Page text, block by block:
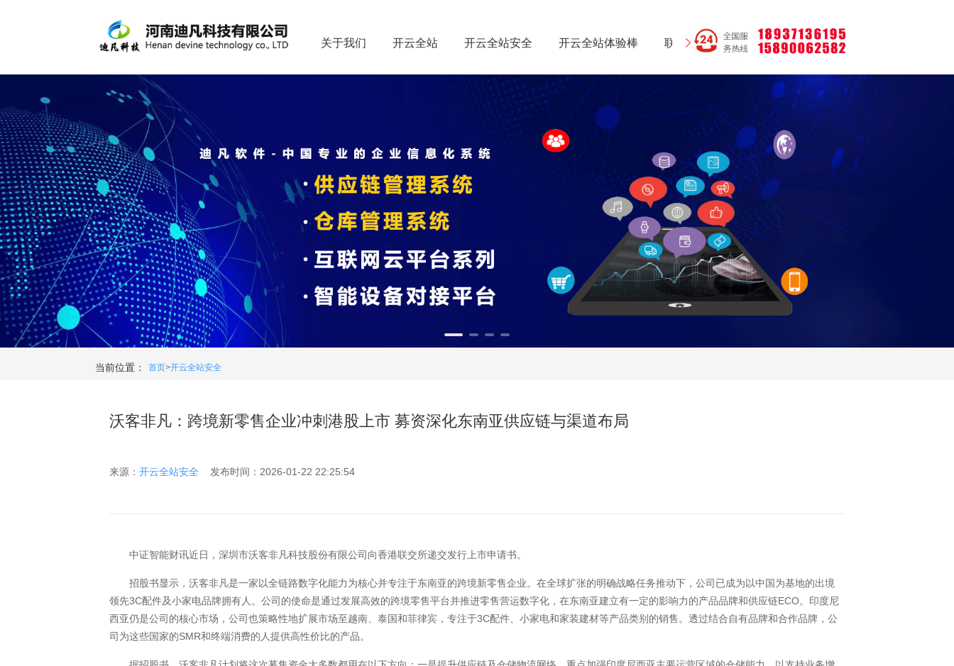
关于我们 开云全站 开云全站安全 开云全站体验棒 联系我们 网站地图
当前位置： 首页>开云全站安全
沃客非凡：跨境新零售企业冲刺港股上市 募资深化东南亚供应链与渠道布局
来源：开云全站安全 发布时间：2026-01-22 22:25:54
中证智能财讯近日，深圳市沃客非凡科技股份有限公司向香港联交所递交发行上市申请书。
招股书显示，沃客非凡是一家以全链路数字化能力为核心并专注于东南亚的跨境新零售企业。在全球扩张的明确战略任务推动下，公司已成为以中国为基地的出境
领先3C配件及小家电品牌拥有人。公司的使命是通过发展高效的跨境零售平台并推进零售营运数字化，在东南亚建立有一定的影响力的产品品牌和供应链ECO。印度尼
西亚仍是公司的核心市场，公司也策略性地扩展市场至越南、泰国和菲律宾，专注于3C配件、小家电和家装建材等产品类别的销售。透过结合自有品牌和合作品牌，公
司为这些国家的SMR和终端消费的人提供高性价比的产品。